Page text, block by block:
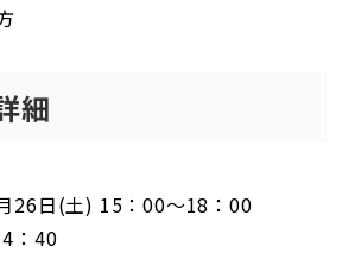
細
26日(土) 15：00〜18：00
：40